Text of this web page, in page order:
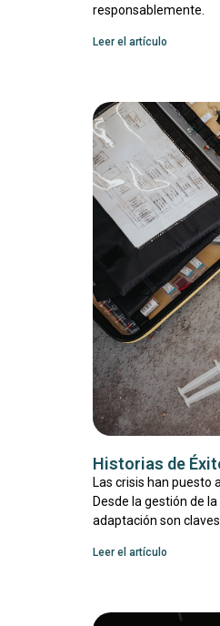
responsablemente.
Leer el artículo
Historias de
Las crisis han puesto
Desde la gestión de
adaptación son
Leer el artículo